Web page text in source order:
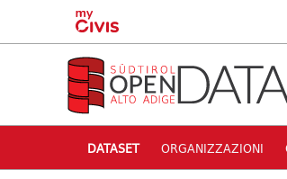
Skip to main content
DATASET ORGANIZZAZIONI